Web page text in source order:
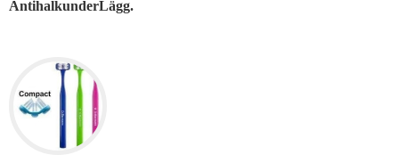
AntihalkunderLägg.